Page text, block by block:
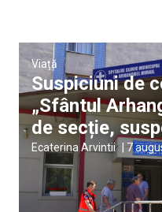
Viață
Suspiciuni de
„Sfântul
de secție,
Ecaterina Arvintii 7